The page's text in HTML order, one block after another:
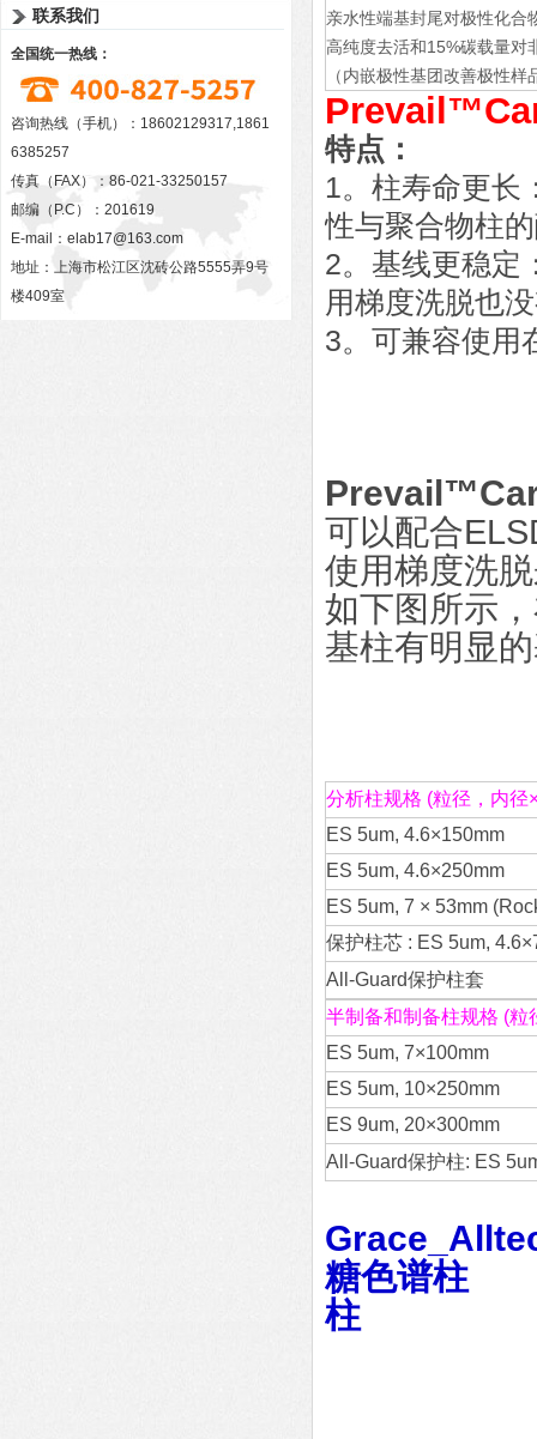
联系我们
全国统一热线：
咨询热线（手机）：18602129317,1861
6385257
传真（FAX）：86-021-33250157
邮编（P.C）：201619
E-mail： elab17@163.com
地址：上海市松江区沈砖公路5555弄9号
楼409室
亲水性端基封尾对极性化合
高纯度去活和15%碳载量对
（内嵌极性基团改善极性
特点：
1。柱寿命更长
性与聚合物柱
2。基线更稳定
用梯度洗脱也
3。可兼容使用
可以配合
使用梯度洗
如下图所示
基柱有明显
分析柱规格 (粒径，内径
ES 5um, 4.6×150mm
ES 5um, 4.6×250mm
ES 5um, 7 × 53mm
保护柱芯 : ES 5um,
All-Guard保护柱套
半制备和制备柱规格 (粒
ES 5um, 7×100mm
ES 5um, 10×250mm
ES 9um, 20×300mm
All-Guard保护柱: ES
糖色谱柱
柱